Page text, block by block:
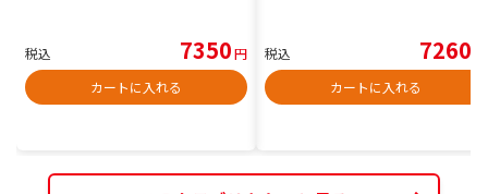
税込 7350円
カートに入れる
税込 7260
カートに入れる